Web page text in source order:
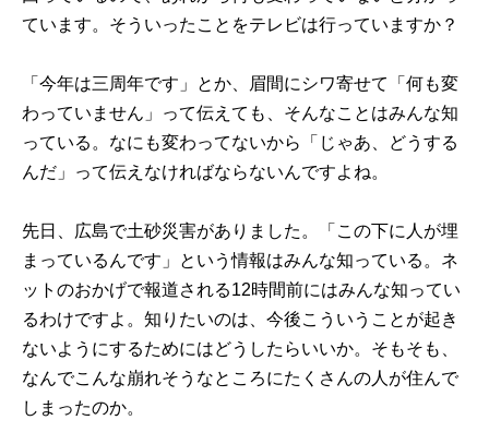
ています。そういったことをテレビは行っていますか？
「今年は三周年です」とか、眉間にシワ寄せて「何も変
わっていません」って伝えても、そんなことはみんな知
っている。なにも変わってないから「じゃあ、どうする
んだ」って伝えなければならないんですよね。
先日、広島で土砂災害がありました。「この下に人が埋
まっているんです」という情報はみんな知っている。ネ
ットのおかげで報道される12時間前にはみんな知ってい
るわけですよ。知りたいのは、今後こういうことが起き
ないようにするためにはどうしたらいいか。そもそも、
なんでこんな崩れそうなところにたくさんの人が住んで
しまったのか。